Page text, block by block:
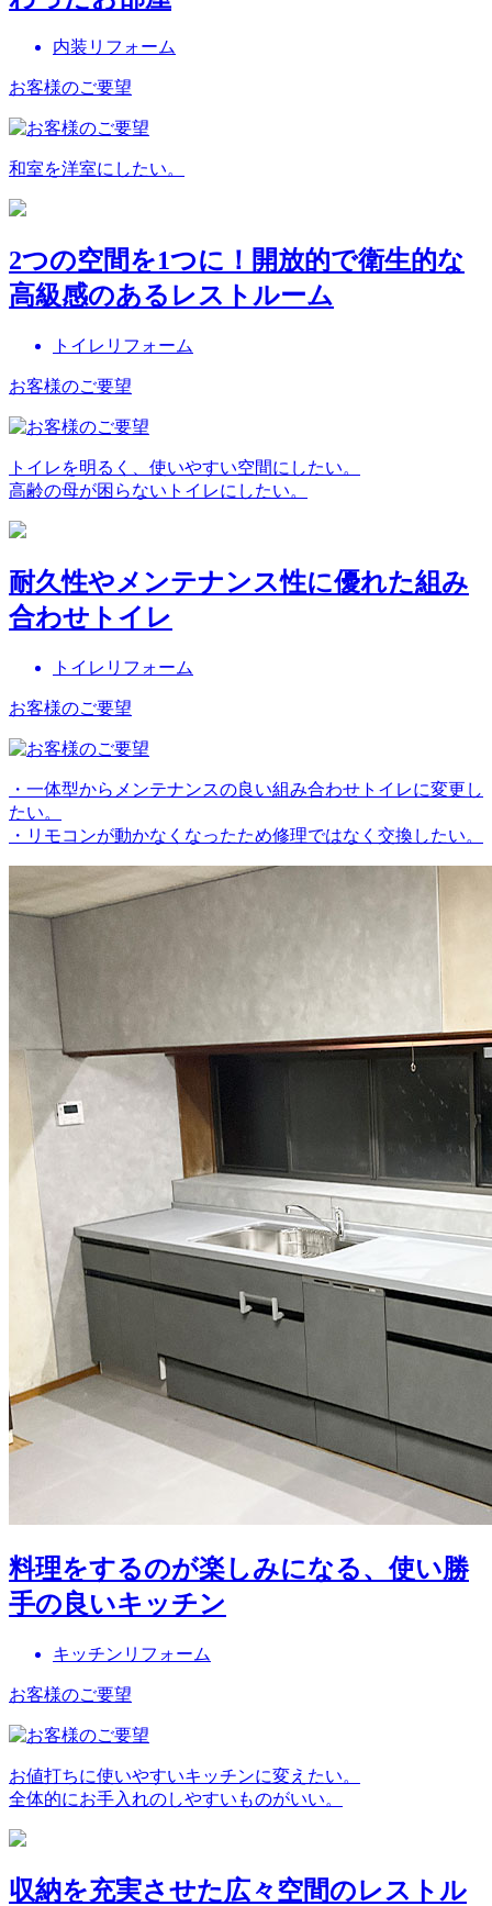
内装リフォーム
お客様のご要望
和室を洋室にしたい。
2つの空間を1つに！開放的で衛生的な
高級感のあるレストルーム
トイレリフォーム
お客様のご要望
トイレを明るく、使いやすい空間にしたい。
高齢の母が困らないトイレにしたい。
耐久性やメンテナンス性に優れた組み
合わせトイレ
トイレリフォーム
お客様のご要望
・一体型からメンテナンスの良い組み合わせトイレに変更し
たい。
・リモコンが動かなくなったため修理ではなく交換したい。
料理をするのが楽しみになる、使い勝
手の良いキッチン
キッチンリフォーム
お客様のご要望
お値打ちに使いやすいキッチンに変えたい。
全体的にお手入れのしやすいものがいい。
収納を充実させた広々空間のレストル